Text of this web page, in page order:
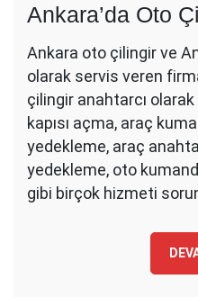
Ankara’da Oto
Ankara oto çilingir ve
olarak servis veren
çilingir anahtarcı
kapısı açma, araç
yedekleme, araç
yedekleme, oto
gibi birçok hizmeti